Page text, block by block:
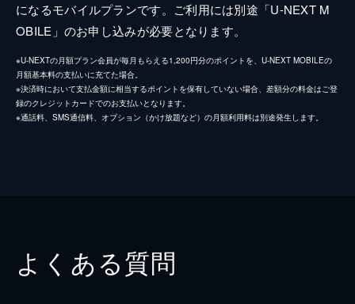
になるモバイルプランです。ご利用には別途「U-NEXT M
OBILE」のお申し込みが必要となります。
※U-NEXTの月額プラン会員が毎月もらえる1,200円分のポイントを、U-NEXT MOBILEの
月額基本料の支払いに充てた場合。
※決済時において支払金額に相当するポイントを保有していない場合、差額分の料金はご登
録のクレジットカードでのお支払いとなります。
※通話料、SMS通信料、オプション（かけ放題など）の月額利用料は別途発生します。
よくある質問